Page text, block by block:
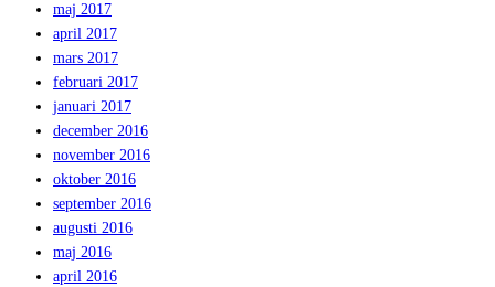
maj 2017
april 2017
mars 2017
februari 2017
januari 2017
december 2016
november 2016
oktober 2016
september 2016
augusti 2016
maj 2016
april 2016